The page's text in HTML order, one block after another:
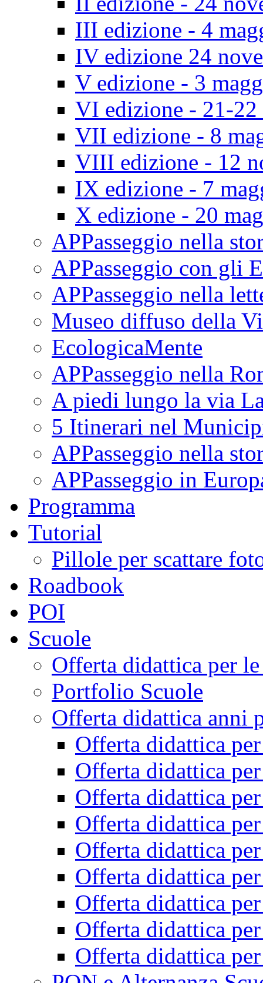
III edizione - 4
IV edizione 24
V edizione - 3
VI edizione - 21-22
VII edizione - 8
VIII edizione - 12
IX edizione - 7
X edizione - 20
APPasseggio nella
APPasseggio con gli
APPasseggio nella
Museo diffuso della
EcologicaMente
APPasseggio nella
A piedi lungo la via
5 Itinerari nel
APPasseggio nella
APPasseggio in
Programma
Tutorial
Pillole per scattare
Roadbook
POI
Scuole
Offerta didattica per
Portfolio Scuole
Offerta didattica anni
Offerta didattica
Offerta didattica
Offerta didattica
Offerta didattica
Offerta didattica
Offerta didattica
Offerta didattica
Offerta didattica
Offerta didattica